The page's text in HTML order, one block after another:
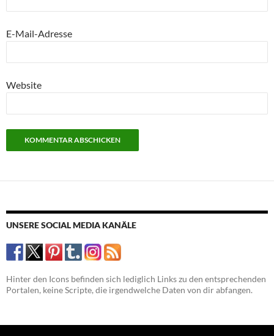
E-Mail-Adresse
Website
UNSERE SOCIAL MEDIA KANÄLE
Hinter den Icons befinden sich lediglich Links zu den entsprechenden
Portalen, keine Scripte, die irgendwelche Daten von dir abfangen.